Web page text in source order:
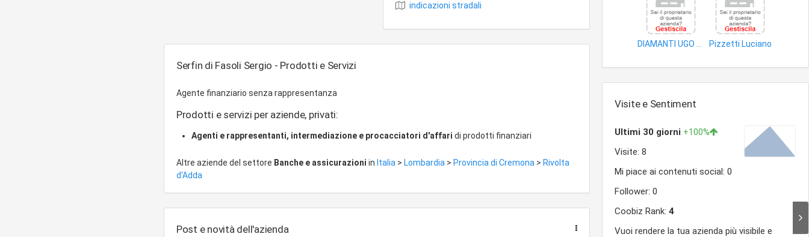
indicazioni stradali
Serfin di Fasoli Sergio - Prodotti e Servizi
Agente finanziario senza rappresentanza
Prodotti e servizi per aziende, privati:
Agenti e rappresentanti, intermediazione e procacciatori d'affari di prodotti finanziari
Altre aziende del settore Banche e assicurazioni in Italia > Lombardia > Provincia di Cremona > Rivolta
d'Adda
Post e novità dell'azienda
Pizzetti Luciano
Visite e Sentiment